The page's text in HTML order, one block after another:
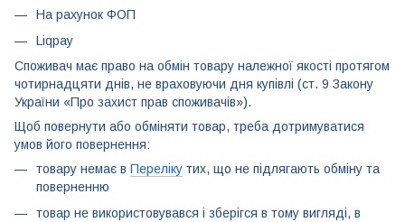
На рахунок ФОП
Liqpay
Споживач має право на обмін товару належної якості протягом
чотирнадцяти днів, не враховуючи дня купівлі (ст. 9 Закону
України «Про захист прав споживачів»).
Щоб повернути або обміняти товар, треба дотримуватися
умов його повернення:
товару немає в Переліку тих, що не підлягають обміну та
поверненню
товар не використовувався і зберігся в тому вигляді, в